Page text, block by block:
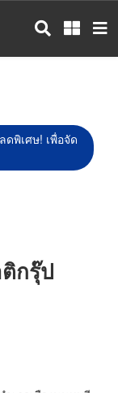
พิเศษ! เพื่อจัด
กรุ๊ป